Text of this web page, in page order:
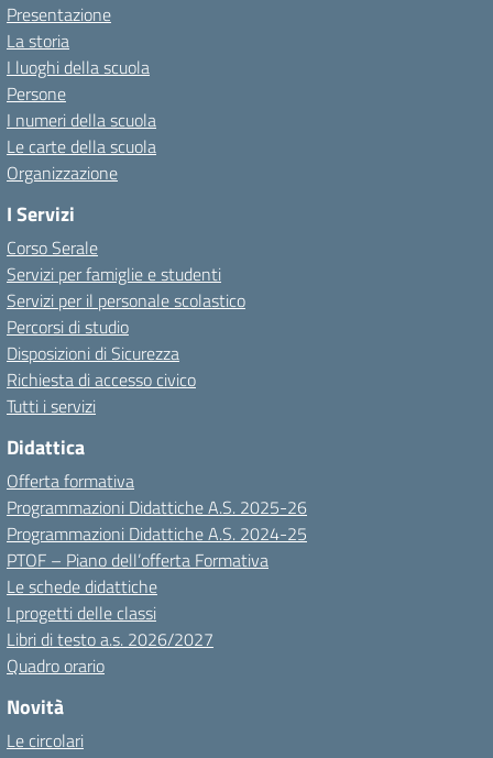
Presentazione
La storia
I luoghi della scuola
Persone
I numeri della scuola
Le carte della scuola
Organizzazione
I Servizi
Corso Serale
Servizi per famiglie e studenti
Servizi per il personale scolastico
Percorsi di studio
Disposizioni di Sicurezza
Richiesta di accesso civico
Tutti i servizi
Didattica
Offerta formativa
Programmazioni Didattiche A.S. 2025-26
Programmazioni Didattiche A.S. 2024-25
PTOF – Piano dell’offerta Formativa
Le schede didattiche
I progetti delle classi
Libri di testo a.s. 2026/2027
Quadro orario
Novità
Le circolari